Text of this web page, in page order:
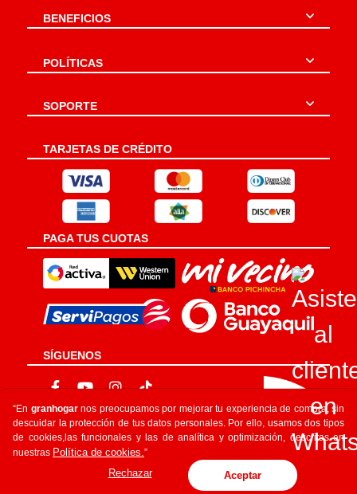
“En granhogarnos preocupamos por mejorar tu experiencia de compra, sin
descuidar la protección de tus datos personales. Por ello, usamos dos tipos
de cookies,las funcionales y las de analítica y optimización, descritas en
nuestras Política de cookies.”
Rechazar Aceptar
BENEFICIOS
POLÍTICAS
SOPORTE
TARJETAS DE CRÉDITO
PAGA TUS CUOTAS
SÍGUENOS
SITIO SEGURO